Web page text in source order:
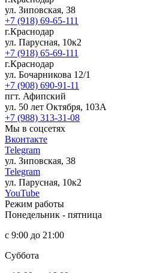
ул. Зиповская, 38
+7 (918) 69-65-111
г.Краснодар
ул. Парусная, 10к2
+7 (918) 65-69-111
г.Краснодар
ул. Бочарникова 12/1
+7 (908) 690-91-11
пгт. Афипский
ул. 50 лет Октября, 103А
+7 (988) 313-31-08
Мы в соцсетях
Вконтакте
Telegram
ул. Зиповская, 38
Telegram
ул. Парусная, 10к2
YouTube
Режим работы
Понедельник - пятница
с 9:00 до 21:00
Суббота